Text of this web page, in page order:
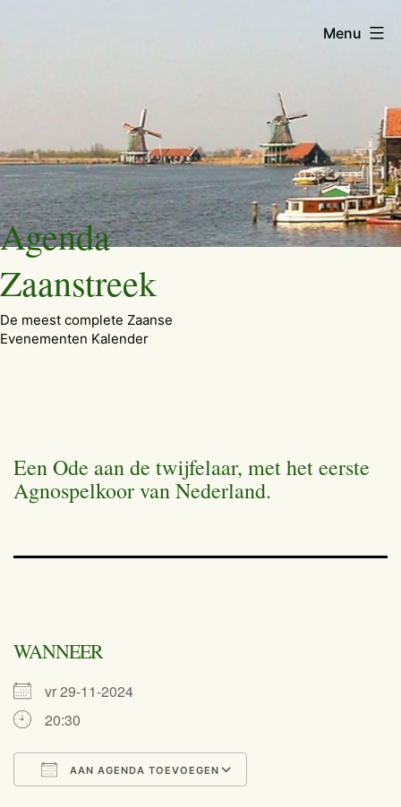
Ga
naar
de
inhoud
Agenda
Zaanstreek
De meest complete Zaanse
Evenementen Kalender
Menu
Een Ode aan de twijfelaar, met het eerste
Agnospelkoor van Nederland.
WANNEER
vr 29-11-2024
20:30
AAN AGENDA TOEVOEGEN